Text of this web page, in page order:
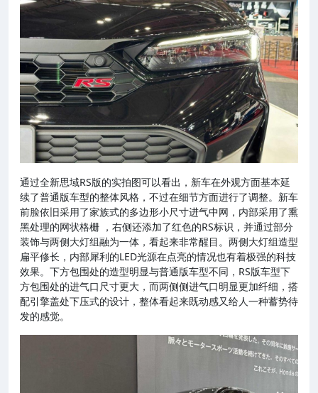
通过全新思域RS版的实拍图可以看出，新车在外观方面基本延
续了普通版车型的整体风格，不过在细节方面进行了调整。新车
前脸依旧采用了家族式的多边形小尺寸进气中网，内部采用了熏
黑处理的网状格栅 ，右侧还添加了红色的RS标识，并通过部分
装饰与两侧大灯组融为一体，看起来非常醒目。两侧大灯组造型
扁平修长，内部犀利的LED光源在点亮的情况也有着极强的科技
效果。下方包围处的造型明显与普通版车型不同，RS版车型下
方包围处的进气口尺寸更大，而两侧侧进气口明显更加纤细，搭
配引擎盖处下压式的设计，整体看起来既动感又给人一种蓄势待
发的感觉。